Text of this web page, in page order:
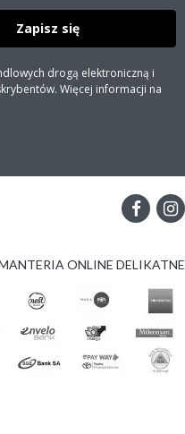
Zapisz się
drogą elektroniczną i
Więcej informacji na
ONLINE DELIKATNE